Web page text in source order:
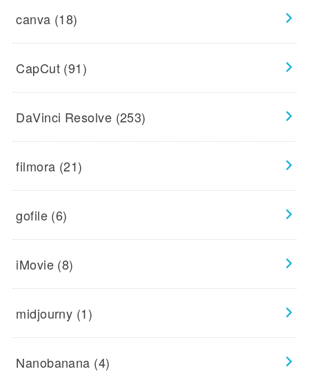
canva (18)
CapCut (91)
DaVinci Resolve (253)
filmora (21)
gofile (6)
iMovie (8)
midjourny (1)
Nanobanana (4)